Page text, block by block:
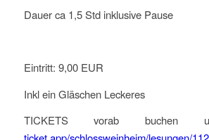
Dauer ca 1,5 Std inklusive Pause
Eintritt: 9,00 EUR
Inkl ein Gläschen Leckeres
TICKETS vorab buchen